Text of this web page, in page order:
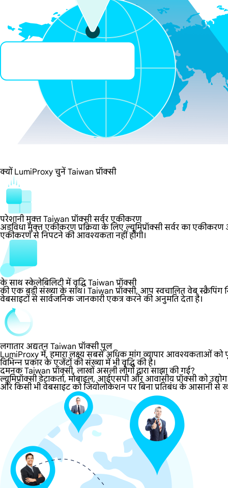
क्यों LumiProxy चुनें Taiwan प्रॉक्सी
परेशानी मुक्त Taiwan प्रॉक्सी सर्वर एकीकरण
अडविधा मुक्त एकीकरण प्रक्रिया के लिए ल्यूमिप्रॉक्सी सर्वर का
एकीकरण से निपटने की आवश्यकता नहीं होगी।
के साथ स्केलेबिलिटी में वृद्धि Taiwan प्रॉक्सी
की एक बड़ी संख्या के साथ। Taiwan प्रॉक्सी, आप स्वचालित वेब
वेबसाइटों से सार्वजनिक जानकारी एकत्र करने की अनुमति देता है।
लगातार अद्यतन Taiwan प्रॉक्सी पूल
LumiProxy में, हमारा लक्ष्य सबसे अधिक मांग व्यापार आवश्यकताओं को
विभिन्न प्रकार के एजेंटों की संख्या में भी वृद्धि की है।
दमनक Taiwan प्रॉक्सी, लाखों असली लोगों द्वारा साझा की गई?
ल्यूमिप्रॉक्सी डेटाकर्ता, मोबाइल, आईएसपी और आवासीय प्रॉक्सी को
और किसी भी वेबसाइट को जियोलोकेशन पर बिना प्रतिबंध के आसानी से